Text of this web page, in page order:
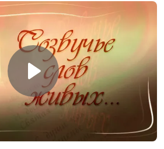
сопровождение)
Ирина Кириченко,
Вячеслав Захаров
(музыкальное
сопровождение)
Ольга Пугачева,
Вячеслав Захаров
(музыкальное
сопровождение)
#40